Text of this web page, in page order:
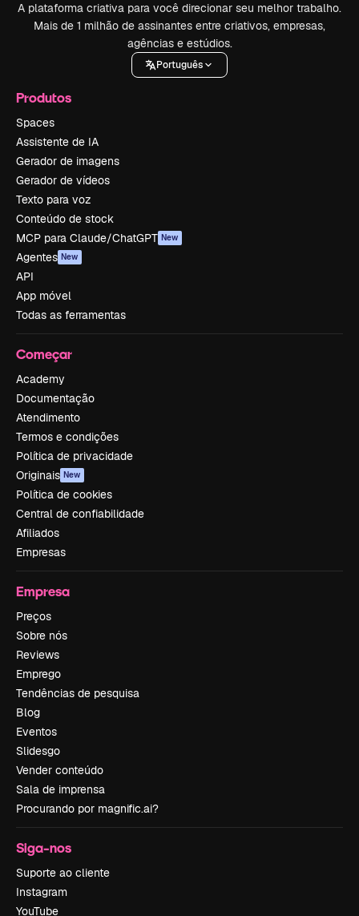
A plataforma criativa para você direcionar seu melhor trabalho.
Mais de 1 milhão de assinantes entre criativos, empresas,
agências e estúdios.
Português
Produtos
Spaces
Assistente de IA
Gerador de imagens
Gerador de vídeos
Texto para voz
Conteúdo de stock
MCP para Claude/ChatGPT New
Agentes New
API
App móvel
Todas as ferramentas
Começar
Academy
Documentação
Atendimento
Termos e condições
Política de privacidade
Originais New
Política de cookies
Central de confiabilidade
Afiliados
Empresas
Empresa
Preços
Sobre nós
Reviews
Emprego
Tendências de pesquisa
Blog
Eventos
Slidesgo
Vender conteúdo
Sala de imprensa
Procurando por magnific.ai?
Siga-nos
Suporte ao cliente
Instagram
YouTube